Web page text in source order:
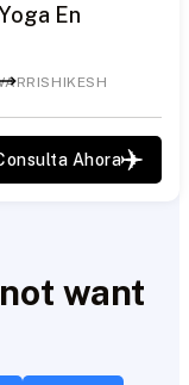
En
RISHIKESH
Ahora
want